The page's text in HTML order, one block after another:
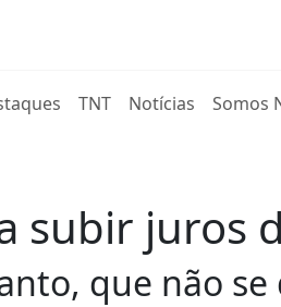
TNT Notícias Somos
subir juros
que não